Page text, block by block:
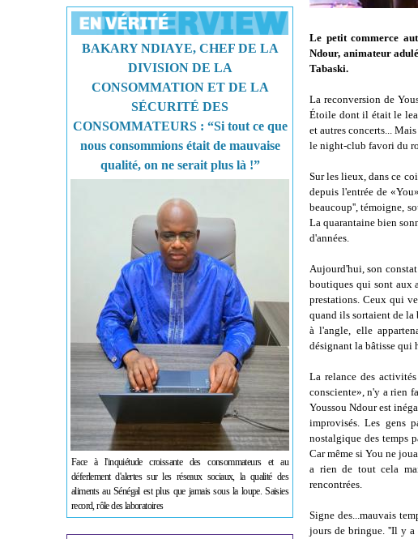
BAKARY NDIAYE, CHEF DE LA
DIVISION DE LA
CONSOMMATION ET DE LA
SÉCURITÉ DES
CONSOMMATEURS : “Si tout ce que
nous consommions était de mauvaise
qualité, on ne serait plus là !”
Face à l'inquiétude croissante des consommateurs et au
déferlement d'alertes sur les réseaux sociaux, la qualité des
aliments au Sénégal est plus que jamais sous la loupe. Saisies
record, rôle des laboratoires
Le petit commerce
Ndour, animateur
Tabaski.
La reconversion de
Étoile dont il était le
et autres concerts...
le night-club favori du
Sur les lieux, dans ce
depuis l'entrée de
beaucoup'', témoigne,
La quarantaine bien
d'années.
Aujourd'hui, son
boutiques qui sont aux
prestations. Ceux qui
quand ils sortaient de la
à l'angle, elle
désignant la bâtisse qui
La relance des
consciente», n'y a rien
Youssou Ndour est
improvisés. Les gens
nostalgique des temps
Car même si You ne
a rien de tout cela
rencontrées.
Signe des...mauvais
jours de bringue. ''Il y a